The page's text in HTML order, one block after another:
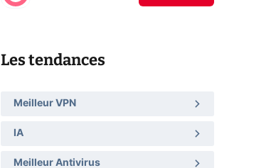
Les tendances
Meilleur VPN
IA
Meilleur Antivirus